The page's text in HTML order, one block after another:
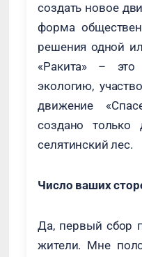
создать новое
форма
решения одной
«Ракита» – это
экологию,
движение
создано только
селятинский лес.
Число ваших
Да, первый сбор
жители. Мне